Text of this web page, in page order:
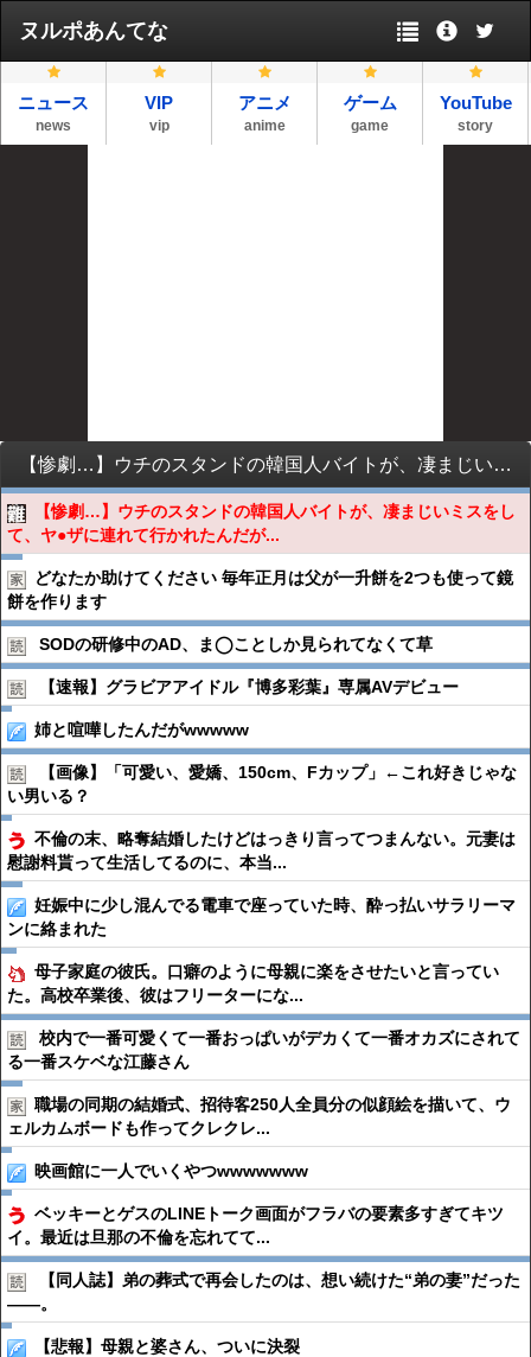
ヌルポあんてな
ニュース
news
VIP
vip
アニメ
anime
ゲーム
game
YouTube
story
【惨劇…】ウチのスタンドの韓国人バイトが、凄まじいミスをして、ヤ●ザに連れて行かれたんだが…
【惨劇…】ウチのスタンドの韓国人バイトが、凄まじいミスをし
て、ヤ●ザに連れて行かれたんだが...
どなたか助けてください 毎年正月は父が一升餅を2つも使って鏡
餅を作ります
SODの研修中のAD、ま◯ことしか見られてなくて草
【速報】グラビアアイドル『博多彩葉』専属AVデビュー
姉と喧嘩したんだがwwwww
【画像】「可愛い、愛嬌、150cm、Fカップ」←これ好きじゃな
い男いる？
不倫の末、略奪結婚したけどはっきり言ってつまんない。元妻は
慰謝料貰って生活してるのに、本当...
妊娠中に少し混んでる電車で座っていた時、酔っ払いサラリーマ
ンに絡まれた
母子家庭の彼氏。口癖のように母親に楽をさせたいと言ってい
た。高校卒業後、彼はフリーターにな...
校内で一番可愛くて一番おっぱいがデカくて一番オカズにされて
る一番スケベな江藤さん
職場の同期の結婚式、招待客250人全員分の似顔絵を描いて、ウ
ェルカムボードも作ってクレクレ...
映画館に一人でいくやつwwwwwww
ベッキーとゲスのLINEトーク画面がフラバの要素多すぎてキツ
イ。最近は旦那の不倫を忘れてて...
【同人誌】弟の葬式で再会したのは、想い続けた“弟の妻”だった
――。
【悲報】母親と婆さん、ついに決裂